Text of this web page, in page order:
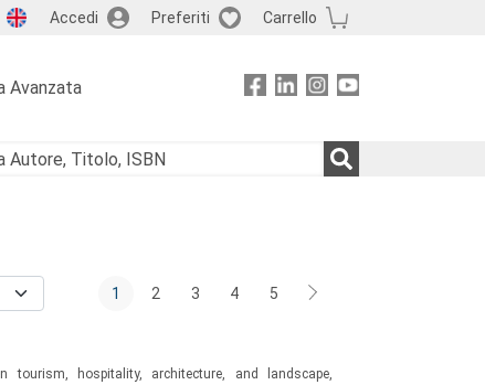
Accedi Preferiti Carrello
Avanzata
1 2 3 4 5
tourism, hospitality, architecture, and landscape,